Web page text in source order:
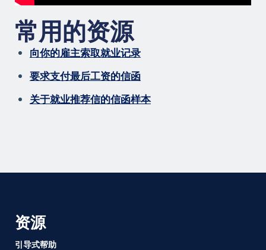
常用的资源
向你的雇主索取就业记录
要求支付最后工资的信函
关于就业推荐信的信函样本
资源
引导式帮助